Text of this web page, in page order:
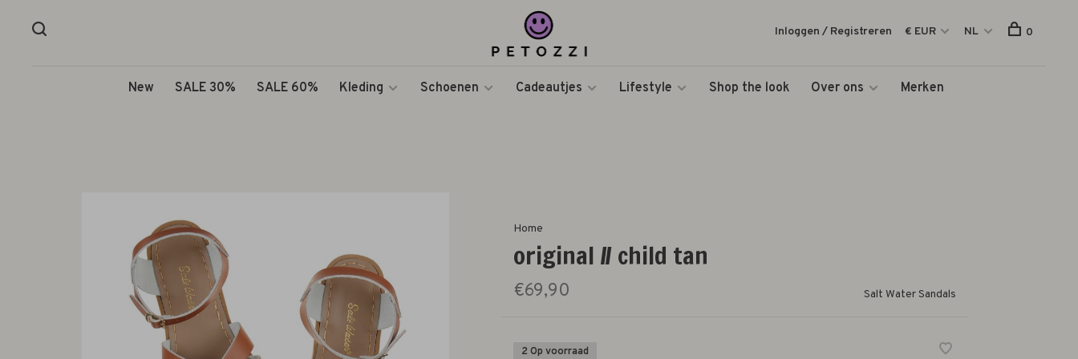
New SALE 30% SALE 60% Kleding Schoenen Cadeautjes Lifestyle Shop the look Over ons Merken
Inloggen / Registreren € EUR NL 0
Home
original // child tan
€69,90 Salt Water Sandals
2 Op voorraad